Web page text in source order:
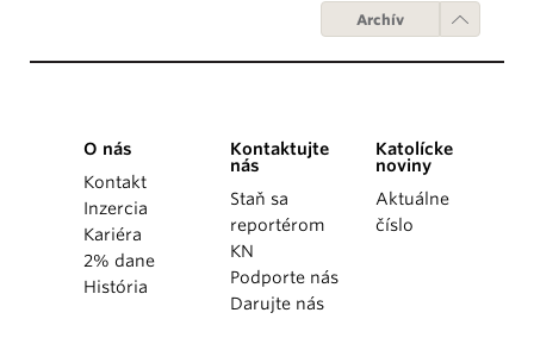
Archív
O nás
Kontakt
Inzercia
Kariéra
2% dane
História
Kontaktujte
nás
Staň sa
reportérom
KN
Podporte nás
Darujte nás
Katolícke
noviny
Aktuálne
číslo